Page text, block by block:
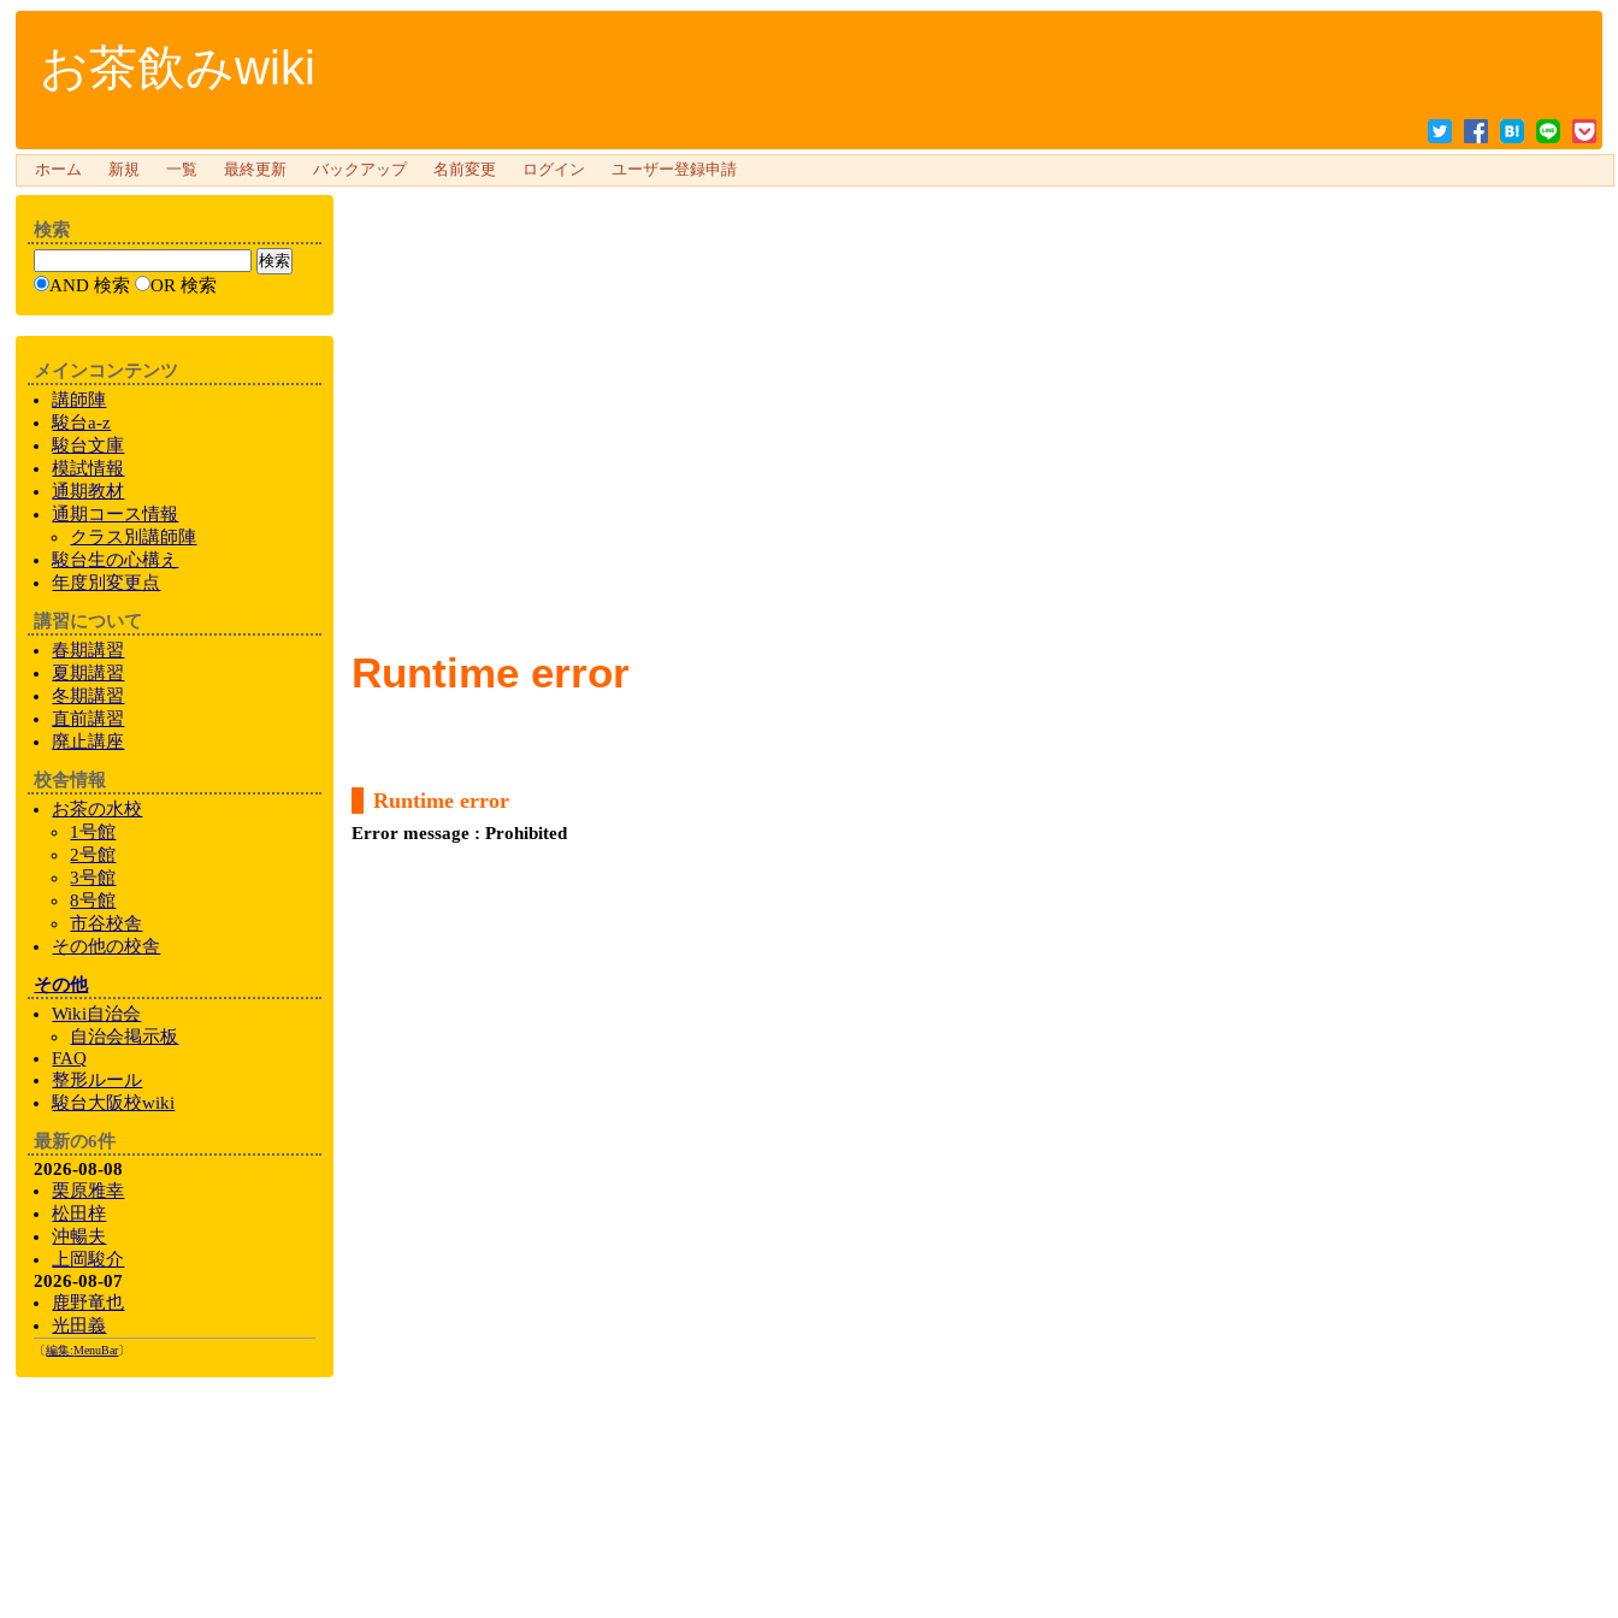
お茶飲みwiki
ホーム 新規 一覧 最終更新 バックアップ 名前変更 ログイン ユーザー登録申請
Runtime error
Runtime error
Error message : Prohibited
検索
AND 検索 OR 検索
メインコンテンツ
講師陣
駿台a-z
駿台文庫
模試情報
通期教材
通期 コース情報
クラス別講師陣
駿台生の心構え
年度別変更点
講習について
春期講習
夏期講習
冬期講習
直前講習
廃止講座
校舎情報
お茶の水校
1号館
2号館
3号館
8号館
市谷校舎
その他の校舎
その他
Wiki自治会
自治会掲示板
FAQ
整形ルール
駿台大阪校wiki
最新の6件
2026-08-08
栗原雅幸
松田梓
沖暢夫
上岡駿介
2026-08-07
鹿野竜也
光田義
〔編集:MenuBar〕